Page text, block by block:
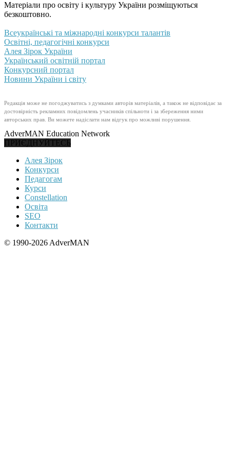
Матеріали про освіту і культуру України розміщуються
безкоштовно.
Всеукраїнські та міжнародні конкурси талантів
Освітні, педагогічні конкурси
Алея Зірок України
Український освітній портал
Конкурсний портал
Новини України і світу
Редакція може не погоджуватись з думками авторів матеріалів, а також не відповідає за
достовірність рекламних повідомлень учасників спільноти і за збереження ними
авторських прав. Ви можете надіслати нам відгук про можливі порушення.
AdverMAN Education Network
ПРИЄДНУЙТЕСЬ
Алея Зірок
Конкурси
Педагогам
Курси
Constellation
Освіта
SEO
Контакти
© 1990-2026 AdverMAN